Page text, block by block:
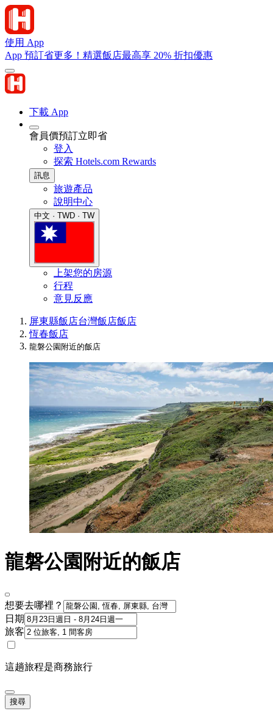
使用 App
App 預訂省更多！精選飯店最高享 20% 折扣優惠
下載 App
會員價預訂立即省
登入
探索 Hotels.com Rewards
訊息
旅遊產品
說明中心
中文 · TWD · TW
上架您的房源
行程
意見反應
屏東縣飯店台灣飯店飯店
恆春飯店
龍磐公園附近的飯店
龍磐公園附近的飯店
想要去哪裡？
日期
旅客
這趟旅程是商務旅行
搜尋